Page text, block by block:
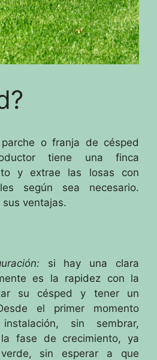
o franja de césped
tiene una finca
y extrae las losas con
según sea necesario.
ventajas.
si hay una clara
es la rapidez con la
su césped y tener un
el primer momento
sin sembrar,
fase de crecimiento, ya
sin esperar a que